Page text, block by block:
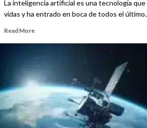
La inteligencia artificial es una tecnología
vidas y ha entrado en boca de todos el
Read More